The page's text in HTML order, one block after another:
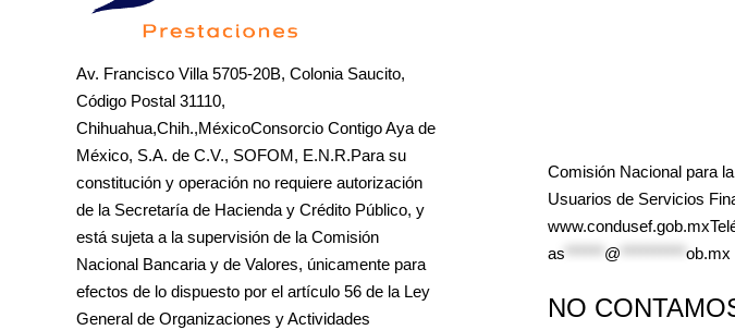
Av. Francisco Villa 5705-20B, Colonia Saucito,
Código Postal 31110,
Chihuahua,Chih.,MéxicoConsorcio Contigo Aya de
México, S.A. de C.V., SOFOM, E.N.R.Para su
constitución y operación no requiere autorización
de la Secretaría de Hacienda y Crédito Público, y
está sujeta a la supervisión de la Comisión
Nacional Bancaria y de Valores, únicamente para
efectos de lo dispuesto por el artículo 56 de la Ley
General de Organizaciones y Actividades
Comisión Nacional para
Usuarios de Servicios
as
@ ob.mx
NO